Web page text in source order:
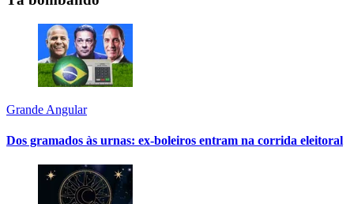
Grande Angular
Dos gramados às urnas: ex-boleiros entram na corrida eleitoral